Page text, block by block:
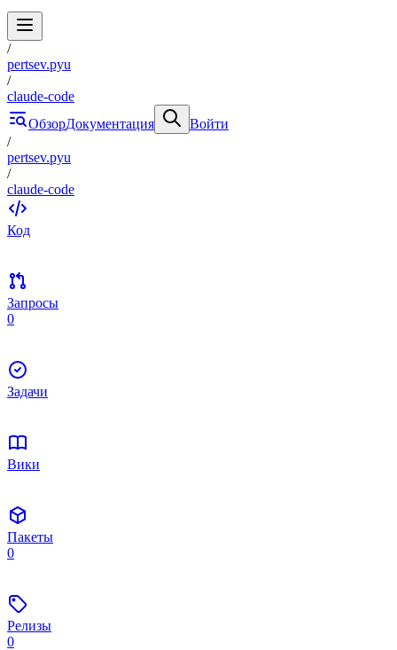
/
pertsev.pyu
/
claude-code
ОбзорДокументация
Войти
/
pertsev.pyu
/
claude-code
Код
Запросы
0
Задачи
Вики
Пакеты
0
Релизы
0